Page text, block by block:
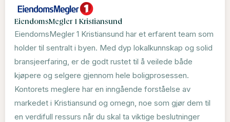
EiendomsMegler 1 Kristiansund
EiendomsMegler 1 Kristiansund har et erfarent team som
holder til sentralt i byen. Med dyp lokalkunnskap og solid
bransjeerfaring, er de godt rustet til å veilede både
kjøpere og selgere gjennom hele boligprosessen.
Kontorets meglere har en inngående forståelse av
markedet i Kristiansund og omegn, noe som gjør dem til
en verdifull ressurs når du skal ta viktige beslutninger